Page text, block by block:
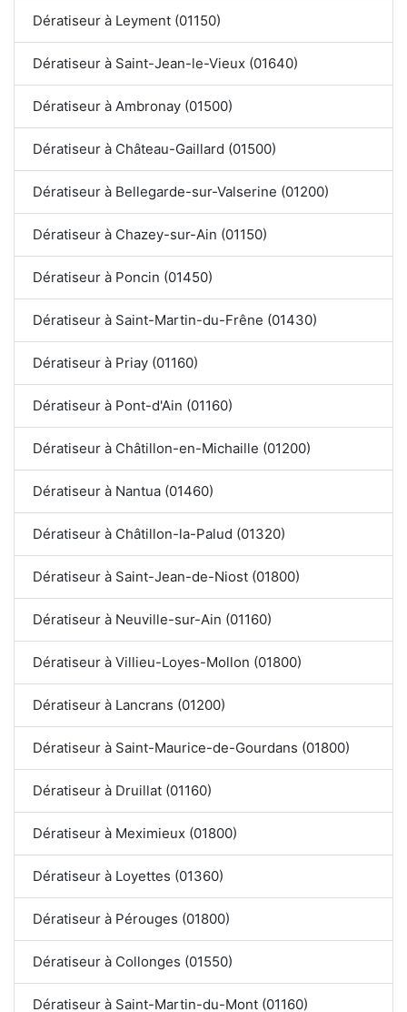
Dératiseur à Leyment (01150)
Dératiseur à Saint-Jean-le-Vieux (01640)
Dératiseur à Ambronay (01500)
Dératiseur à Château-Gaillard (01500)
Dératiseur à Bellegarde-sur-Valserine (01200)
Dératiseur à Chazey-sur-Ain (01150)
Dératiseur à Poncin (01450)
Dératiseur à Saint-Martin-du-Frêne (01430)
Dératiseur à Priay (01160)
Dératiseur à Pont-d'Ain (01160)
Dératiseur à Châtillon-en-Michaille (01200)
Dératiseur à Nantua (01460)
Dératiseur à Châtillon-la-Palud (01320)
Dératiseur à Saint-Jean-de-Niost (01800)
Dératiseur à Neuville-sur-Ain (01160)
Dératiseur à Villieu-Loyes-Mollon (01800)
Dératiseur à Lancrans (01200)
Dératiseur à Saint-Maurice-de-Gourdans (01800)
Dératiseur à Druillat (01160)
Dératiseur à Meximieux (01800)
Dératiseur à Loyettes (01360)
Dératiseur à Pérouges (01800)
Dératiseur à Collonges (01550)
Dératiseur à Saint-Martin-du-Mont (01160)